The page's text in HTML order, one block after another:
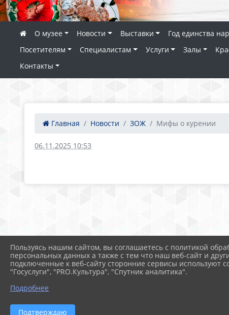
О музее Новости Выставки Год единства
Посетителям
Специалистам Услуги Залы
Контакты
Главная Новости ЗОЖ Мифы о курении
06.11.2025 10:53
Пользуясь нашим сайтом, вы соглашаетесь с политикой
персональных данных а также с тем что наш веб-сайт и
подключенные к веб-сайту сторонние сервисы используют
"Госуслуги", "PRO.Культура", "Спутник аналитика".
Подробнее
Подтверждаю